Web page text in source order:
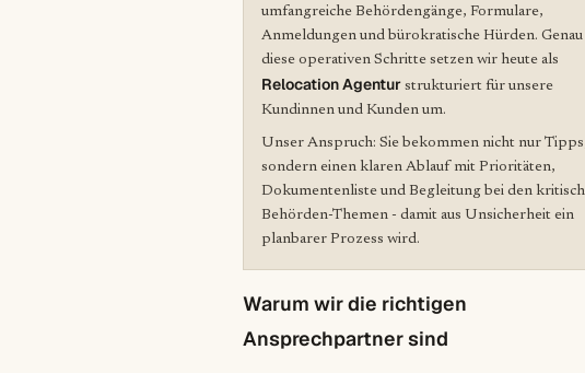
umfangreiche Behördengänge, Formulare,
Anmeldungen und bürokratische Hürden. Genau
diese operativen Schritte setzen wir heute als
Relocation Agentur strukturiert für unsere
Kundinnen und Kunden um.
Unser Anspruch: Sie bekommen nicht nur
sondern einen klaren Ablauf mit Prioritäten,
Dokumentenliste und Begleitung bei den
Behörden-Themen - damit aus Unsicherheit ein
planbarer Prozess wird.
Warum wir die richtigen
Ansprechpartner sind